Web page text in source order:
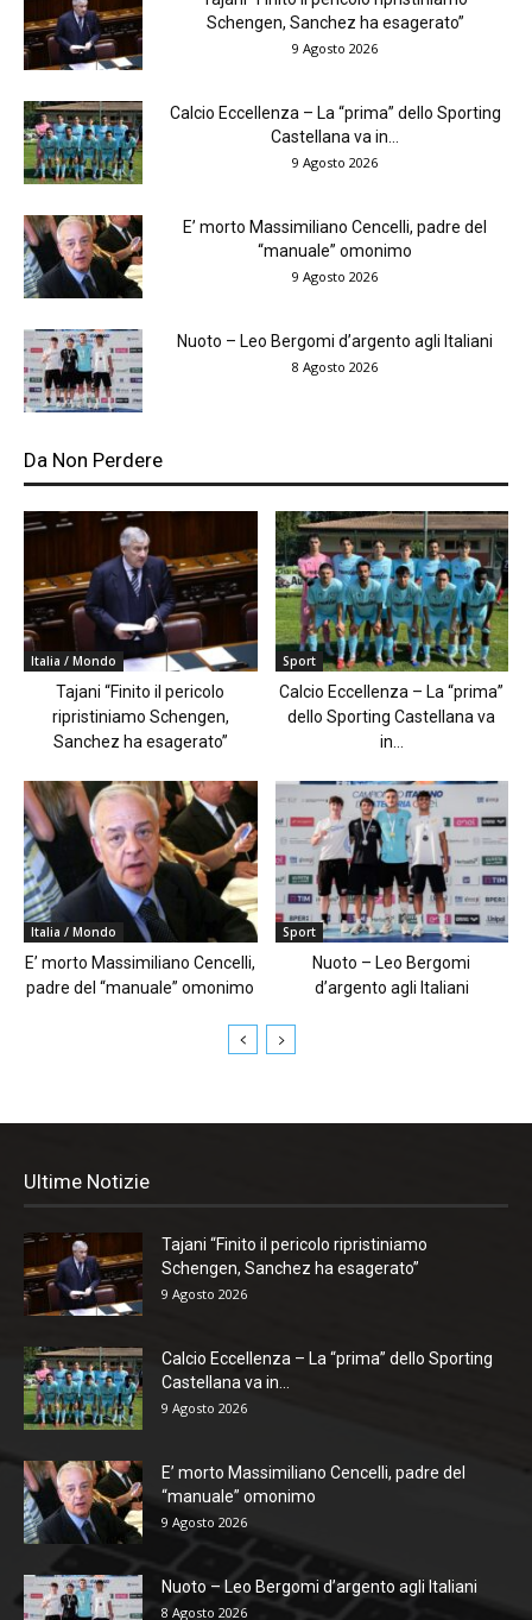
Schengen, Sanchez ha esagerato”
9 Agosto 2026
Calcio Eccellenza – La “prima” dello Sporting
Castellana va in...
9 Agosto 2026
E’ morto Massimiliano Cencelli, padre del
“manuale” omonimo
9 Agosto 2026
Nuoto – Leo Bergomi d’argento agli Italiani
8 Agosto 2026
Da Non Perdere
Italia / Mondo
Tajani “Finito il pericolo
ripristiniamo Schengen,
Sanchez ha esagerato”
Sport
Calcio Eccellenza – La “prima”
dello Sporting Castellana va
in...
Italia / Mondo
E’ morto Massimiliano Cencelli,
padre del “manuale” omonimo
Sport
Nuoto – Leo Bergomi
d’argento agli Italiani
Ultime Notizie
Tajani “Finito il pericolo ripristiniamo
Schengen, Sanchez ha esagerato”
9 Agosto 2026
Calcio Eccellenza – La “prima” dello Sporting
Castellana va in...
9 Agosto 2026
E’ morto Massimiliano Cencelli, padre del
“manuale” omonimo
9 Agosto 2026
Nuoto – Leo Bergomi d’argento agli Italiani
8 Agosto 2026